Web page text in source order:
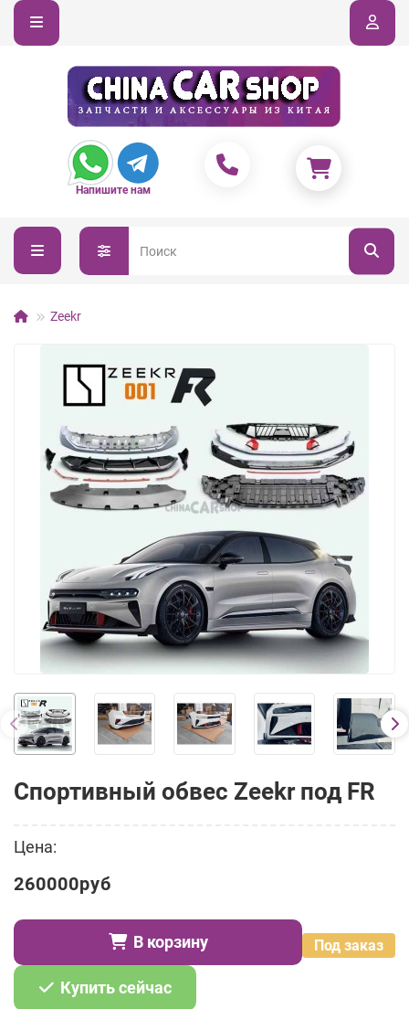
Напишите нам
Zeekr
Спортивный обвес Zeekr под FR
Цена:
260000руб
Под заказ
В корзину
Купить сейчас